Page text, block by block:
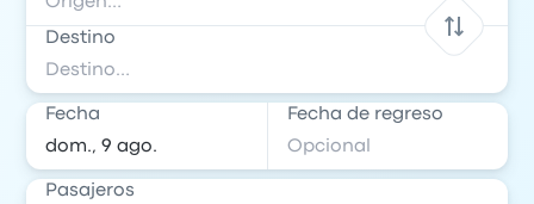
Destino
Fecha Fecha de regreso
Pasajeros